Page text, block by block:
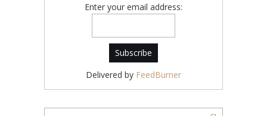
Enter your email address:
Delivered by FeedBurner